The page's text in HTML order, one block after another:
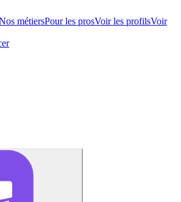
métiersPour les prosVoir les profilsVoir